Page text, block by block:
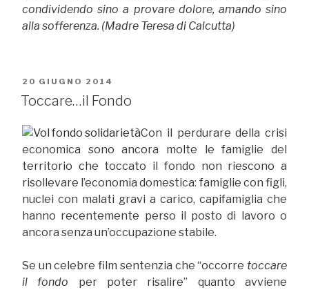
con­dividendo sino a provare dolore, amando sino
alla sof­ferenza. (Madre Teresa di Calcutta)
PUBBLICATO
IL
20 GIUGNO 2014
Toccare…il Fondo
Con il perdurare della crisi
economica sono ancora molte le famiglie del
territorio che toccato il fondo non riescono a
risollevare l’economia domestica: famiglie con figli,
nuclei con malati gravi a carico, capifamiglia che
hanno recentemente perso il posto di lavoro o
ancora senza un’occupazione stabile.
Se un celebre film sentenzia che “occorre toccare
il
fondo per poter risalire” quanto avviene